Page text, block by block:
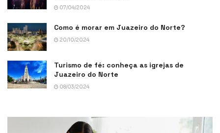
07/04/2024
Como é morar em Juazeiro do Norte?
20/10/2024
Turismo de fé: conheça as igrejas de
Juazeiro do Norte
08/03/2024